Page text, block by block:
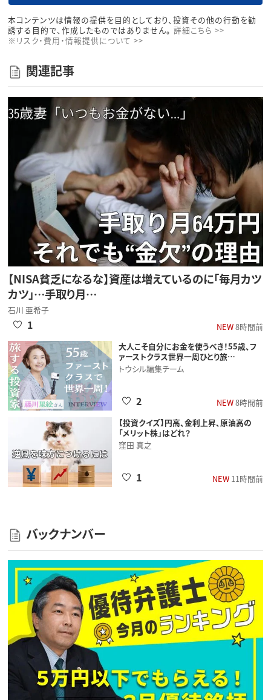
本コンテンツは情報の提供を目的としており、投資その他の行動を勧
誘する目的で、作成したものではありません。 詳細こちら >>
※リスク・費用・情報提供について >>
関連記事
【NISA貧乏になるな】資産は増えているのに「毎月カツ
カツ」…手取り月…
石川 亜希子
NEW8時間前
1
大人こそ自分にお金を使うべき！55歳、フ
ァーストクラス世界一周ひとり旅…
トウシル編集チーム
NEW8時間前
2
【投資クイズ】円高、金利上昇、原油高の
「メリット株」はどれ？
窪田 真之
NEW11時間前
1
バックナンバー